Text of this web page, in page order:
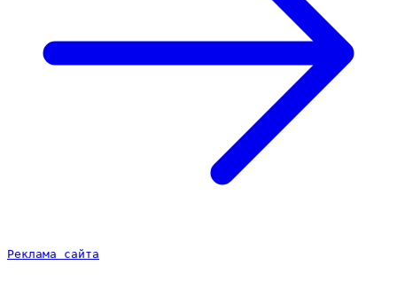
Реклама сайта